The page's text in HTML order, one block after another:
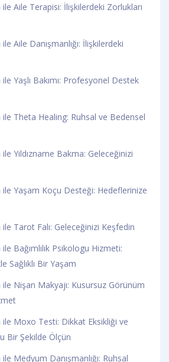
Aile Terapisi: İlişkilerdeki Zorlukları
Aile Danışmanlığı: İlişkilerdeki
Yaşlı Bakımı: Profesyonel Destek
Theta Healing: Ruhsal ve Bedensel
Yıldızname Bakma: Geleceğinizi
Yaşam Koçu Desteği: Hedeflerinize
Tarot Falı: Geleceğinizi Keşfedin
Bağımlılık Psikologu Hizmeti:
Sağlıklı Bir Yaşam
Nişan Makyajı: Kusursuz Görünüm
Moxo Testi: Dikkat Eksikliği ve
Bir Şekilde Ölçün
Medyum Danışmanlığı: Ruhsal